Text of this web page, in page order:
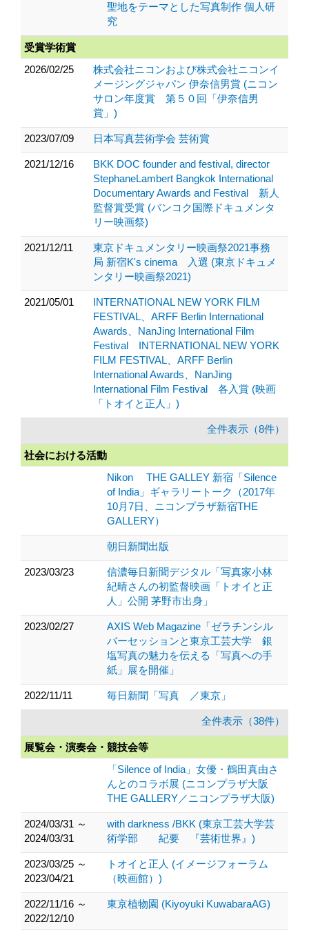
聖地をテーマとした写真制作 個人研
究
受賞学術賞
2026/02/25
株式会社ニコンおよび株式会社ニコンイ
メージングジャパン 伊奈信男賞 (ニコン
サロン年度賞 第５０回「伊奈信男
賞」)
2023/07/09 日本写真芸術学会 芸術賞
2021/12/16
BKK DOC founder and festival, director
StephaneLambert Bangkok International
Documentary Awards and Festival 新人
監督賞受賞 (バンコク国際ドキュメンタ
リー映画祭)
2021/12/11
東京ドキュメンタリー映画祭2021事務
局 新宿K's cinema 入選 (東京ドキュメ
ンタリー映画祭2021)
2021/05/01
INTERNATIONAL NEW YORK FILM
FESTIVAL、ARFF Berlin International
Awards、NanJing International Film
Festival INTERNATIONAL NEW YORK
FILM FESTIVAL、ARFF Berlin
International Awards、NanJing
International Film Festival 各入賞 (映画
「トオイと正人」)
全件表示（8件）
社会における活動
Nikon THE GALLEY 新宿「Silence
of India」ギャラリートーク（2017年
10月7日、ニコンプラザ新宿THE
GALLERY）
朝日新聞出版
2023/03/23
信濃毎日新聞デジタル「写真家小林
紀晴さんの初監督映画「トオイと正
人」公開 茅野市出身」
2023/02/27
AXIS Web Magazine「ゼラチンシル
バーセッションと東京工芸大学 銀
塩写真の魅力を伝える「写真への手
紙」展を開催」
2022/11/11 毎日新聞「写真 ／東京」
全件表示（38件）
展覧会・演奏会・競技会等
「Silence of India」女優・鶴田真由さ
んとのコラボ展 (ニコンプラザ大阪
THE GALLERY／ニコンプラザ大阪)
2024/03/31 ～
2024/03/31
with darkness /BKK (東京工芸大学芸
術学部 紀要 『芸術世界』)
2023/03/25 ～
2023/04/21
トオイと正人 (イメージフォーラム
（映画館）)
2022/11/16 ～
2022/12/10
東京植物園 (Kiyoyuki KuwabaraAG)